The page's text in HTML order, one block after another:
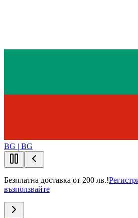
BG | BG
Безплатна доставка от 200 лв.!
възползвайте